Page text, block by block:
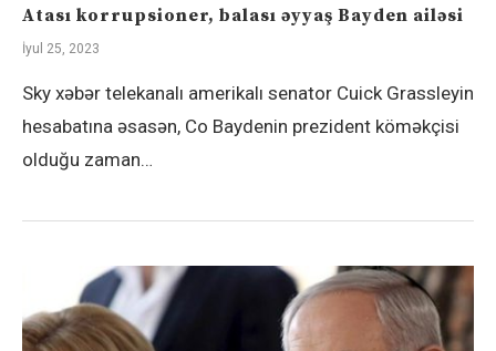
Atası korrupsioner, balası əyyaş Bayden ailəsi
İyul 25, 2023
Sky xəbər telekanalı amerikalı senator Cuick Grassleyin
hesabatına əsasən, Co Baydenin prezident köməkçisi
olduğu zaman…